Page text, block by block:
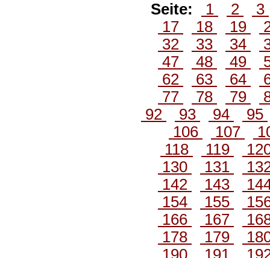
Seite: 1 2
3
17
18 19
32
33 34
47
48 49
62
63 64
77
78 79
92
93 94
95
106
107
118
119
130
131
142
143
154
155
166
167
178
179
190
191